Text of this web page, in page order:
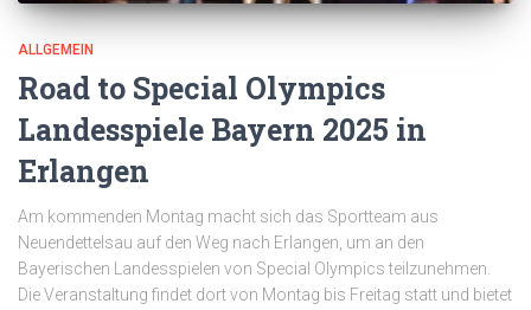
ALLGEMEIN
Road to Special Olympics
Landesspiele Bayern 2025 in
Erlangen
Am kommenden Montag macht sich das Sportteam aus
Neuendettelsau auf den Weg nach Erlangen, um an den
Bayerischen Landesspielen von Special Olympics teilzunehmen.
Die Veranstaltung findet dort von Montag bis Freitag statt und bietet